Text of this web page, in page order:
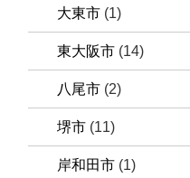
大東市 (1)
東大阪市 (14)
八尾市 (2)
堺市 (11)
岸和田市 (1)